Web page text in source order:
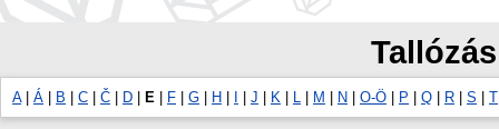
A| Á B C Č D E F G H J K L M N O-Ö P Q R S T